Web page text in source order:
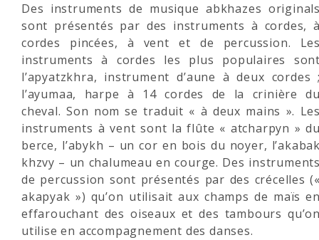
Des instruments de musique abkhazes
sont présentés par des instruments à cordes,
cordes pincées, à vent et de percussion.
instruments à cordes les plus populaires
l’apyatzkhra, instrument d’aune à deux cordes
l’ayumaa, harpe à 14 cordes de la crinière
cheval. Son nom se traduit « à deux mains ».
instruments à vent sont la flûte « atcharpyn »
berce, l’abykh – un cor en bois du noyer,
khzvy – un chalumeau en courge. Des
de percussion sont présentés par des crécelles
akapyak ») qu’on utilisait aux champs de maïs
effarouchant des oiseaux et des tambours
utilise en accompagnement des danses.